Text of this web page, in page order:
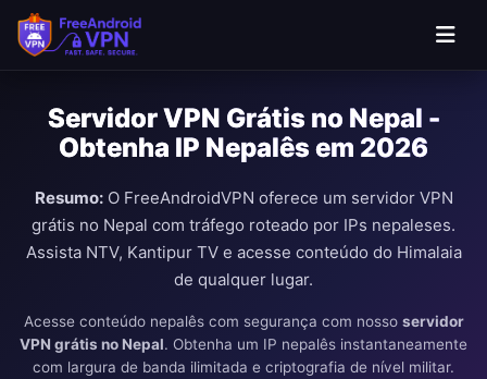
Pular para o conteúdo principal
Servidor VPN Grátis no Nepal -
Obtenha IP Nepalês em 2026
Resumo:O FreeAndroidVPN oferece um servidor VPN
grátis no Nepal com tráfego roteado por IPs nepaleses.
Assista NTV, Kantipur TV e acesse conteúdo do Himalaia
de qualquer lugar.
Acesse conteúdo nepalês com segurança com nosso servidor
VPN grátis no Nepal. Obtenha um IP nepalês instantaneamente
com largura de banda ilimitada e criptografia de nível militar.